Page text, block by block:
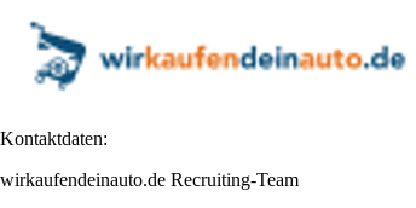
Kontaktdaten:
wirkaufendeinauto.de Recruiting-Team